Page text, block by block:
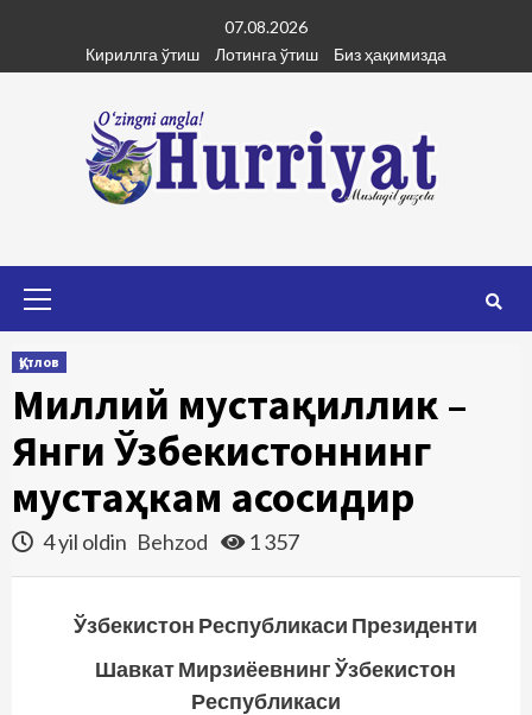
content
07.08.2026
Кириллга ўтиш
Лотинга ўтиш Биз ҳақимизда
Қутлов
Миллий мустақиллик –
Янги Ўзбекистоннинг
мустаҳкам асосидир
4 yil oldin Behzod 1 357
Ўзбекистон Республикаси Президенти
Шавкат Мирзиёевнинг Ўзбекистон
Республикаси